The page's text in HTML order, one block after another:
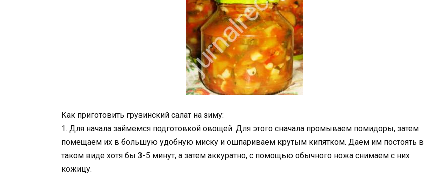
Как приготовить грузинский салат на зиму:
1. Для начала займемся подготовкой овощей. Для этого сначала промываем помидоры, затем
помещаем их в большую удобную миску и ошпариваем крутым кипятком. Даем им постоять в
таком виде хотя бы 3-5 минут, а затем аккуратно, с помощью обычного ножа снимаем с них
кожицу.